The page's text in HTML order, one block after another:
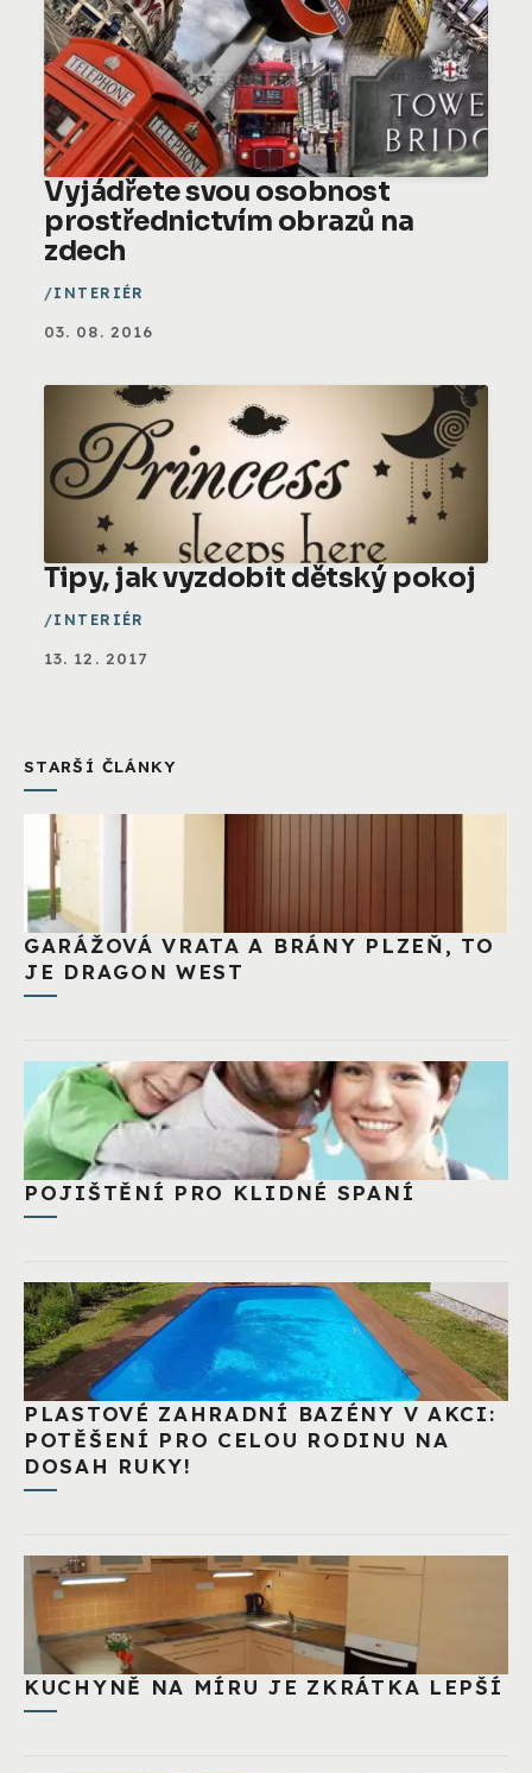
Vyjádřete svou osobnost
prostřednictvím obrazů na
zdech
INTERIÉR
03. 08. 2016
Tipy, jak vyzdobit dětský pokoj
INTERIÉR
13. 12. 2017
STARŠÍ ČLÁNKY
GARÁŽOVÁ VRATA A BRÁNY PLZEŇ, TO
JE DRAGON WEST
POJIŠTĚNÍ PRO KLIDNÉ SPANÍ
PLASTOVÉ ZAHRADNÍ BAZÉNY V AKCI:
POTĚŠENÍ PRO CELOU RODINU NA
DOSAH RUKY!
KUCHYNĚ NA MÍRU JE ZKRÁTKA LEPŠÍ